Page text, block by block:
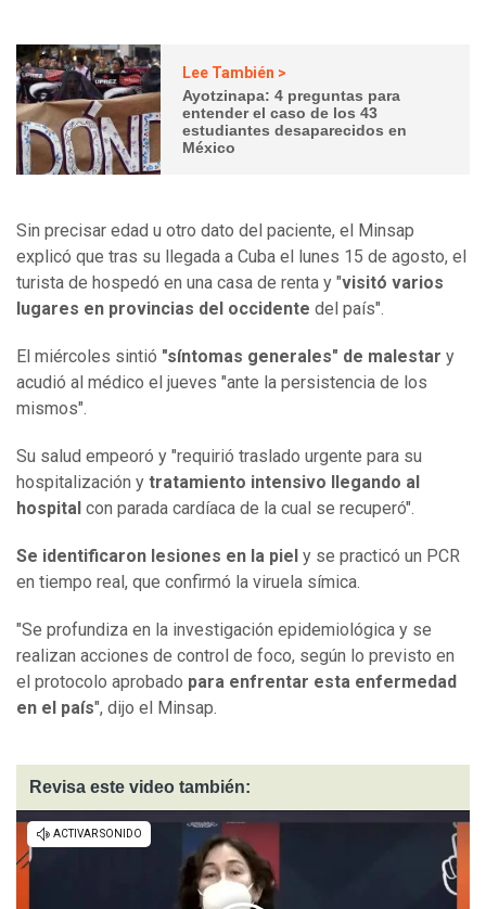
Lee También >
Ayotzinapa: 4 preguntas para
entender el caso de los 43
estudiantes desaparecidos en
México
Sin precisar edad u otro dato del paciente, el Minsap
explicó que tras su llegada a Cuba el lunes 15 de agosto, el
turista de hospedó en una casa de renta y "visitó varios
lugares en provincias del occidente del país".
El miércoles sintió "síntomas generales" de malestar y
acudió al médico el jueves "ante la persistencia de los
mismos".
Su salud empeoró y "requirió traslado urgente para su
hospitalización y tratamiento intensivo llegando al
hospital con parada cardíaca de la cual se recuperó".
Se identificaron lesiones en la piel y se practicó un PCR
en tiempo real, que confirmó la viruela símica.
"Se profundiza en la investigación epidemiológica y se
realizan acciones de control de foco, según lo previsto en
el protocolo aprobado para enfrentar esta enfermedad
en el país", dijo el Minsap.
Revisa este video también: